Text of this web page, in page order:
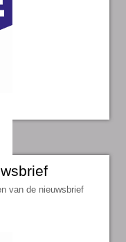
van de nieuwsbrief